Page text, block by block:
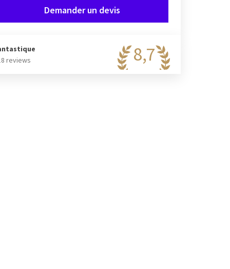
Demander un devis
8,7
reviews